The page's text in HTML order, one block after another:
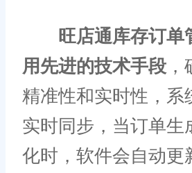
旺店通库存订单
用先进的技术手段
精准性和实时性，系
实时同步，当订单生
化时，软件会自动更